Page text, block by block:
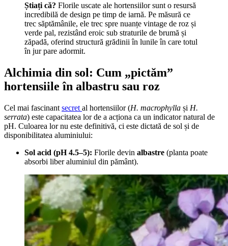
Știați că? Florile uscate ale hortensiilor sunt o resursă
incredibilă de design pe timp de iarnă. Pe măsură ce
trec săptămânile, ele trec spre nuanțe vintage de roz și
verde pal, rezistând eroic sub straturile de brumă și
zăpadă, oferind structură grădinii în lunile în care totul
în jur pare adormit.
Alchimia din sol: Cum „pictăm”
hortensiile în albastru sau roz
Cel mai fascinant secret al hortensiilor (H. macrophylla și H.
serrata) este capacitatea lor de a acționa ca un indicator natural de
pH. Culoarea lor nu este definitivă, ci este dictată de sol și de
disponibilitatea aluminiului:
Sol acid (pH 4.5–5): Florile devin albastre (planta poate
absorbi liber aluminiul din pământ).